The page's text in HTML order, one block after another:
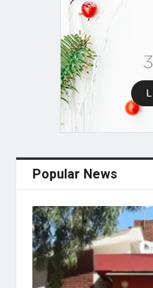
Popular News